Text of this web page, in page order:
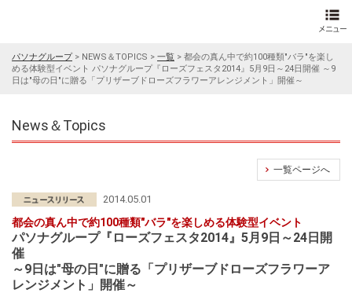
パソナグループ> NEWS＆TOPICS > 一覧 > 都会の真ん中で約100種類"バラ"を楽し
める体験型イベント パソナグループ『ローズフェスタ2014』5月9日～24日開催 ～9
日は"母の日"に贈る「プリザーブドローズフラワーアレンジメント」開催～
News＆Topics
一覧ページへ
2014.05.01
都会の真ん中で約100種類"バラ"を楽しめる体験型イベント
パソナグループ『ローズフェスタ2014』5月9日～24日開
催
～9日は"母の日"に贈る「プリザーブドローズフラワーア
レンジメント」開催～